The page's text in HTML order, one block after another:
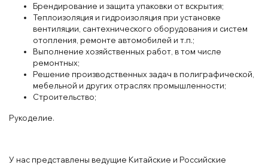
Брендирование и защита упаковки от вскрытия;
Теплоизоляция и гидроизоляция при установке
вентиляции, сантехнического оборудования и систем
отопления, ремонте автомобилей и т.п.;
Выполнение хозяйственных работ, в том числе
ремонтных;
Решение производственных задач в полиграфической,
мебельной и других отраслях промышленности;
Строительство;
Рукоделие.
У нас представлены ведущие Китайские и Российские